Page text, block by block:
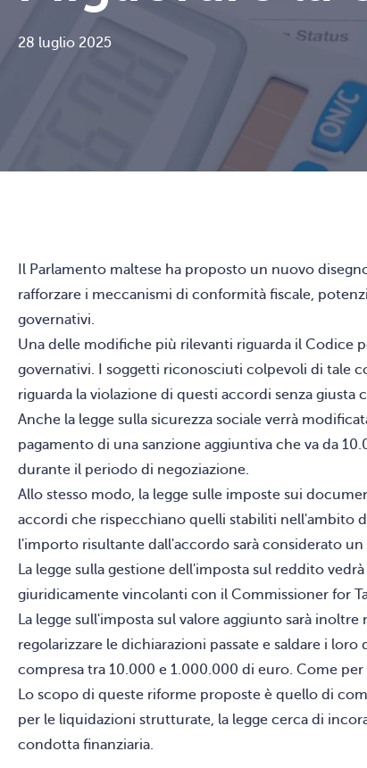
28 luglio 2025
Il Parlamento maltese ha proposto un nuovo
rafforzare i meccanismi di conformità fiscale,
governativi.
Una delle modifiche più rilevanti riguarda il Codice
governativi. I soggetti riconosciuti colpevoli di tale
riguarda la violazione di questi accordi senza
Anche la legge sulla sicurezza sociale verrà
pagamento di una sanzione aggiuntiva che va da
durante il periodo di negoziazione.
Allo stesso modo, la legge sulle imposte sui
accordi che rispecchiano quelli stabiliti nell'ambito
l'importo risultante dall'accordo sarà considerato
La legge sulla gestione dell'imposta sul reddito
giuridicamente vincolanti con il Commissioner for
La legge sull'imposta sul valore aggiunto sarà
regolarizzare le dichiarazioni passate e saldare i
compresa tra 10.000 e 1.000.000 di euro. Come
Lo scopo di queste riforme proposte è quello di
per le liquidazioni strutturate, la legge cerca di
condotta finanziaria.